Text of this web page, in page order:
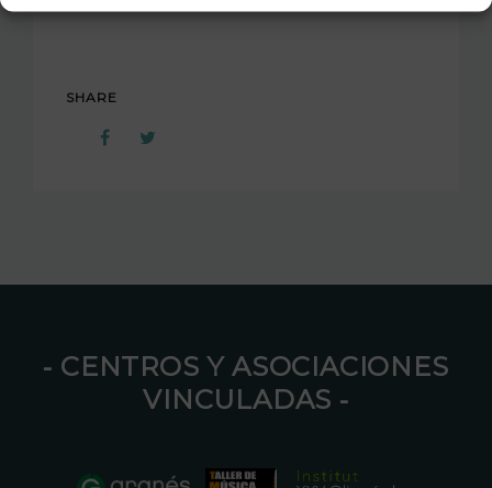
SHARE
⁃ CENTROS Y ASOCIACIONES
VINCULADAS ⁃